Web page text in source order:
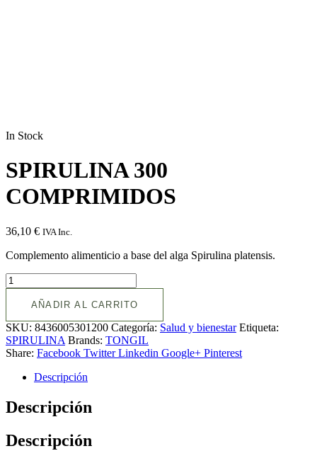
In Stock
SPIRULINA 300
COMPRIMIDOS
36,10 € IVA Inc.
Complemento alimenticio a base del alga Spirulina platensis.
AÑADIR AL CARRITO
SKU: 8436005301200 Categoría: Salud y bienestar Etiqueta:
SPIRULINA Brands: TONGIL
Share: Facebook Twitter Linkedin Google+ Pinterest
Descripción
Descripción
Descripción